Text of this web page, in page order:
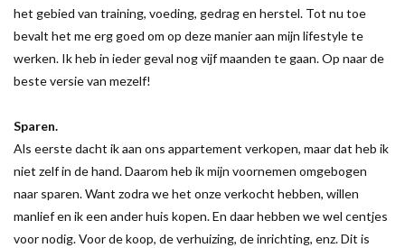
het gebied van training, voeding, gedrag en herstel. Tot nu toe
bevalt het me erg goed om op deze manier aan mijn lifestyle te
werken. Ik heb in ieder geval nog vijf maanden te gaan. Op naar de
beste versie van mezelf!
Sparen.
Als eerste dacht ik aan ons appartement verkopen, maar dat heb ik
niet zelf in de hand. Daarom heb ik mijn voornemen omgebogen
naar sparen. Want zodra we het onze verkocht hebben, willen
manlief en ik een ander huis kopen. En daar hebben we wel centjes
voor nodig. Voor de koop, de verhuizing, de inrichting, enz. Dit is